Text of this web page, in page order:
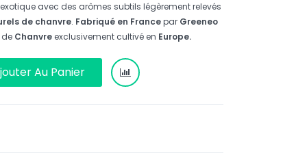
avec des arômes subtils légèrement relevés
de chanvre. Fabriqué en Francepar Greeneo
de Chanvre exclusivement cultivé en Europe.
Au Panier